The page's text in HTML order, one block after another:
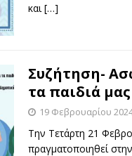
και[…]
Συζήτηση-
τα παιδιά μας
19 Φεβρουαρίου
Την Τετάρτη 21
πραγματοποιηθεί